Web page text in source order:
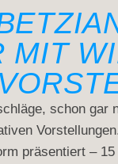
MIT
schon
präsentiert –